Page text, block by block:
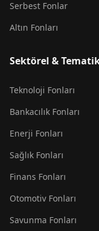
Serbest Fonlar
Altın Fonları
Sektörel &
Teknoloji Fonları
Bankacılık Fonları
Enerji Fonları
Sağlık Fonları
Finans Fonları
Otomotiv Fonları
Savunma Fonları